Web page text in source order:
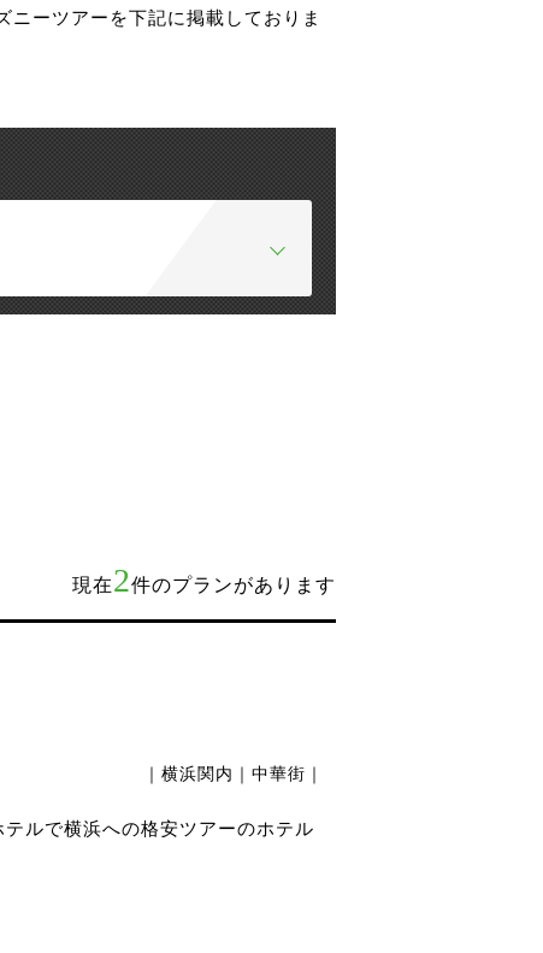
ーツアーを下記に掲載しておりま
現在2件のプランがあります
｜横浜関内｜中華街｜
ルで横浜への格安ツアーのホテル